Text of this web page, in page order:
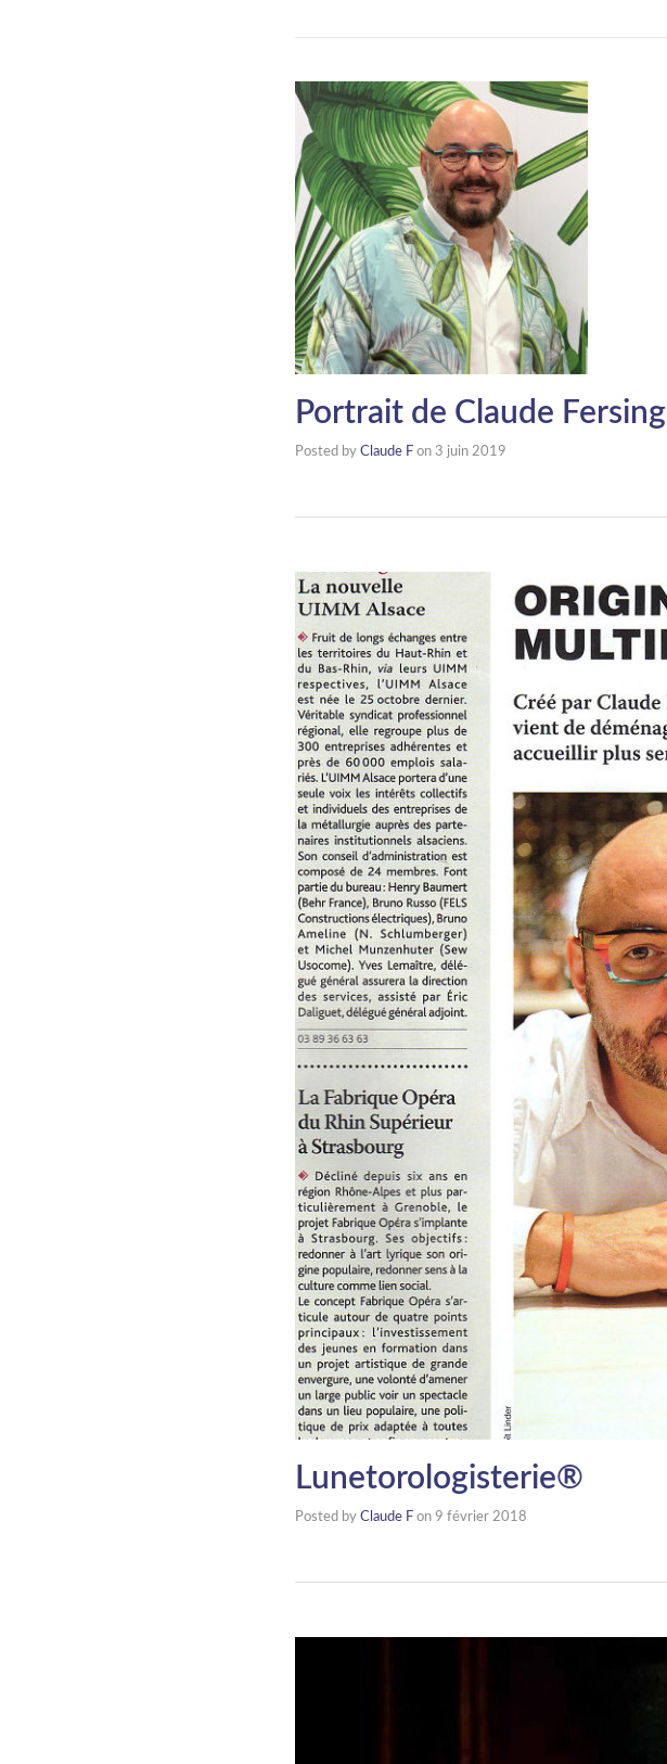
Portrait de Claude Fersing
Posted by Claude F on 3 juin 2019
Lunetorologisterie®
Posted by Claude F on 9 février 2018